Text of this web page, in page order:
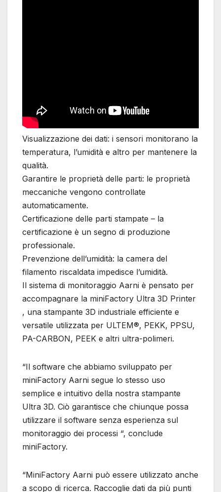
Visualizzazione dei dati: i sensori monitorano la
temperatura, l’umidità e altro per mantenere la
qualità.
Garantire le proprietà delle parti: le proprietà
meccaniche vengono controllate
automaticamente.
Certificazione delle parti stampate – la
certificazione è un segno di produzione
professionale.
Prevenzione dell’umidità: la camera del
filamento riscaldata impedisce l’umidità.
Il sistema di monitoraggio Aarni è pensato per
accompagnare la miniFactory Ultra 3D Printer
, una stampante 3D industriale efficiente e
versatile utilizzata per ULTEM®, PEKK, PPSU,
PA-CARBON, PEEK e altri ultra-polimeri.
“Il software che abbiamo sviluppato per
miniFactory Aarni segue lo stesso uso
semplice e intuitivo della nostra stampante
Ultra 3D. Ciò garantisce che chiunque possa
utilizzare il software senza esperienza sul
monitoraggio dei processi “, conclude
miniFactory.
“MiniFactory Aarni può essere utilizzato anche
a scopo di ricerca. Raccoglie dati da più punti